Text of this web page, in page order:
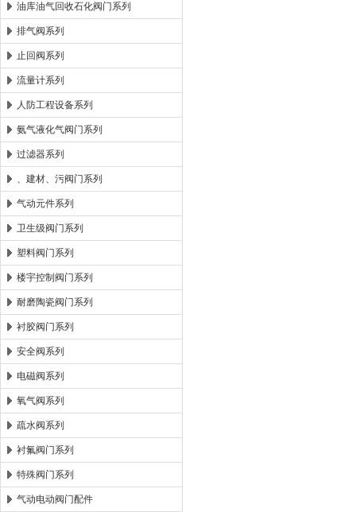
油库油气回收石化阀门系列
排气阀系列
止回阀系列
流量计系列
人防工程设备系列
氨气液化气阀门系列
过滤器系列
、建材、污阀门系列
气动元件系列
卫生级阀门系列
塑料阀门系列
楼宇控制阀门系列
耐磨陶瓷阀门系列
衬胶阀门系列
安全阀系列
电磁阀系列
氧气阀系列
疏水阀系列
衬氟阀门系列
特殊阀门系列
气动电动阀门配件